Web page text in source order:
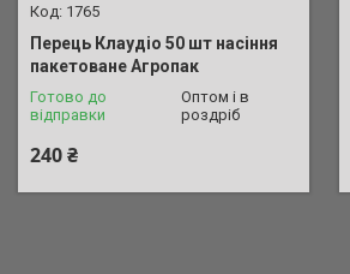
1765
Перець Клаудіо 50 шт насіння
пакетоване Агропак
Готово до
відправки
Оптом і в
роздріб
240 ₴